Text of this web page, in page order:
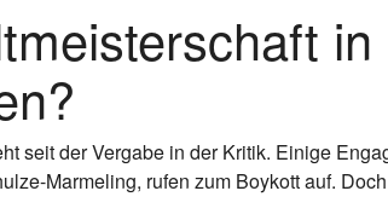
seit der Vergabe in der Kritik. Einige
Marmeling, rufen zum Boykott auf.